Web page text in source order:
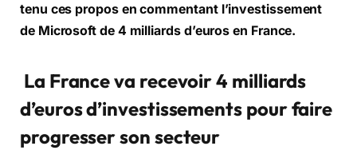
tenu ces propos en commentant l’investissement
de Microsoft de 4 milliards d’euros en France.
La France va recevoir 4 milliards
d’euros d’investissements pour faire
progresser son secteur